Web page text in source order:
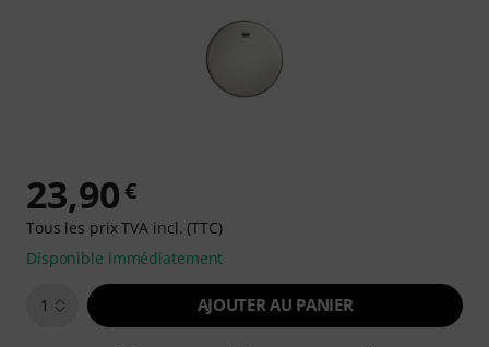
23,90€
Tous les prix TVA incl. (TTC)
Disponible immédiatement
1 AJOUTER AU PANIER